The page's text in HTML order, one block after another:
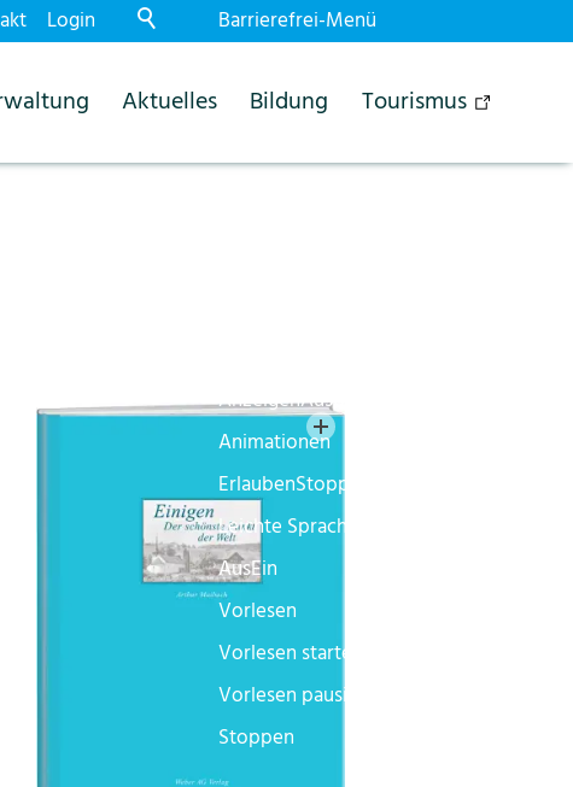
Barrierefrei-Menü
Schrift
AnzeigenAusblenden
Animationen
ErlaubenStoppen
Leichte Sprache
AusEin
Vorlesen
Vorlesen starten
Vorlesen pausieren
Stoppen
Login
Aktuelles Bildung Tourismus